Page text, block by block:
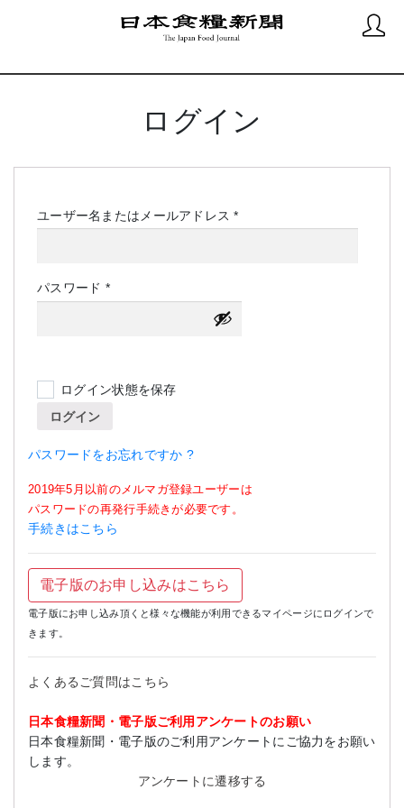
ログイン
ユーザー名またはメールアドレス*必
パスワード *必
須
ログイン状態を保存
ログイン
パスワードをお忘れですか ?
2019年5月以前のメルマガ登録ユーザーは
パスワードの再発行手続きが必要です。
手続きはこちら
電子版のお申し込みはこちら
電子版にお申し込み頂くと様々な機能が利用できるマイページにログインで
きます。
よくあるご質問はこちら
日本食糧新聞・電子版ご利用アンケートのお願い
日本食糧新聞・電子版のご利用アンケートにご協力をお願い
します。
アンケートに遷移する